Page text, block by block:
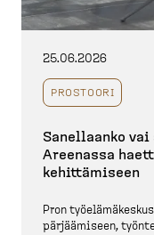
25.06.2026
PROSTOORI
Sanellaanko
Areenassa
kehittä­miseen
Pron
pärjää­miseen,